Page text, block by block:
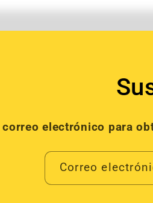
electrónico para
Correo